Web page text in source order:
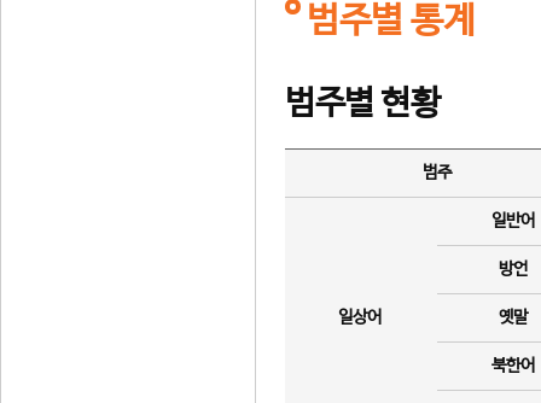
범주별 통계
범주별 현황
범주
일상어
일반어
방언
옛말
북한어